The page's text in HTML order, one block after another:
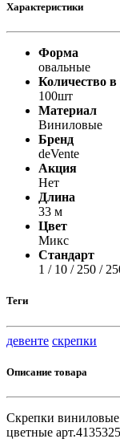
Характеристики
Форма
овальные
Количество в
100шт
Материал
Виниловые
Бренд
deVente
Акция
Нет
Длина
33 м
Цвет
Микс
Стандарт
1 / 10 / 250 /
Теги
девенте скрепки
Описание товара
Скрепки
цветные арт.4135325